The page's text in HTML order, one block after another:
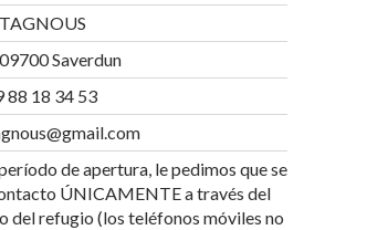
Saverdun
88 18 34 53
de apertura, le pedimos que se
ÚNICAMENTE a través del
del refugio (los teléfonos móviles no